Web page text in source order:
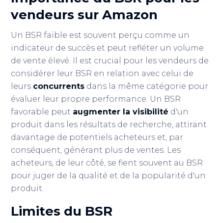
vendeurs sur Amazon
Un BSR faible est souvent perçu comme un
indicateur de succès et peut refléter un volume
de vente élevé. Il est crucial pour les vendeurs de
considérer leur BSR en relation avec celui de
leurs concurrents dans la même catégorie pour
évaluer leur propre performance. Un BSR
favorable peut augmenter la visibilité d'un
produit dans les résultats de recherche, attirant
davantage de potentiels acheteurs et, par
conséquent, générant plus de ventes. Les
acheteurs, de leur côté, se fient souvent au BSR
pour juger de la qualité et de la popularité d'un
produit.
Limites du BSR